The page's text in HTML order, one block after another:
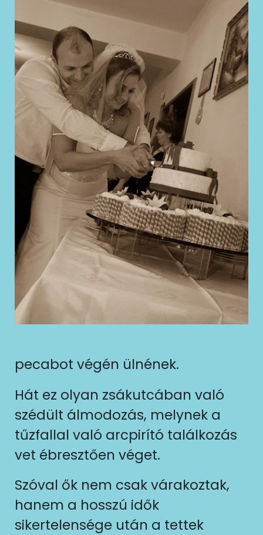
pecabot végén ülnének.
Hát ez olyan zsákutcában való
szédült álmodozás, melynek a
tűzfallal való arcpirító találkozás
vet ébresztően véget.
Szóval ők nem csak várakoztak,
hanem a hosszú idők
sikertelensége után a tettek